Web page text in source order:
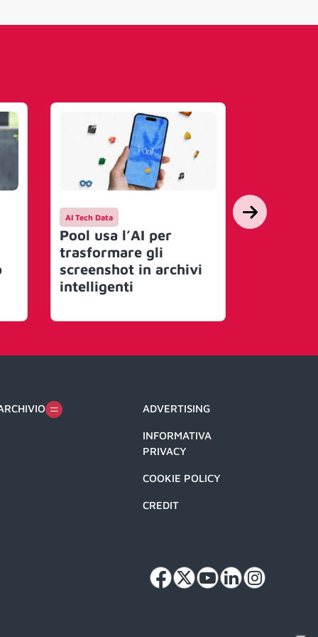
AI Tech Data
Pool usa l’AI per
trasformare gli
screenshot in archivi
intelligenti
AI Tech Data
ADVERTISING
INFORMATIVA
PRIVACY
COOKIE POLICY
CREDIT